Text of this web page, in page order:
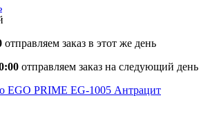
отправляем заказ в этот же день
отправляем заказ на следующий день